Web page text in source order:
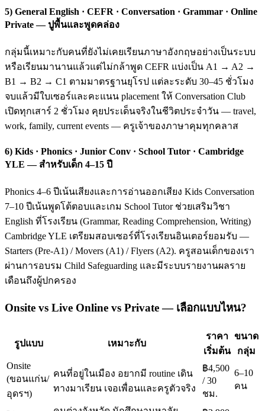
5) General English · CEFR · Conversation · Grammar · Online
Private — ปูพื้นและพูดคล่อง
กลุ่มนี้เหมาะกับคนที่ยังไม่เคยเรียนภาษาอังกฤษอย่างเป็นระบบ
หรือเรียนมานานแล้วแต่ไม่กล้าพูด CEFR แบ่งเป็น A1 → A2 →
B1 → B2 → C1 ตามมาตรฐานยุโรป แต่ละระดับ 30–45 ชั่วโมง
จบแล้วมีใบเซอร์และคะแนน placement ให้ Conversation Club
เปิดทุกเสาร์ 2 ชั่วโมง คุยประเด็นจริงในชีวิตประจำวัน — travel,
work, family, current events — ครูเจ้าของภาษาคุมทุกคลาส
6) Kids · Phonics · Junior Conv · School Tutor · Cambridge
YLE — สำหรับเด็ก 4–15 ปี
Phonics 4–6 ปีเน้นเสียงและการอ่านออกเสียง Kids Conversation
7–10 ปีเน้นพูดโต้ตอบและเกม School Tutor ช่วยเสริมวิชา
English ที่โรงเรียน (Grammar, Reading Comprehension, Writing)
Cambridge YLE เตรียมสอบเซอร์ที่โรงเรียนอินเตอร์ยอมรับ —
Starters (Pre-A1) / Movers (A1) / Flyers (A2). ครูสอนเด็กของเรา
ผ่านการอบรม Child Safeguarding และมีระบบรายงานผลราย
เดือนถึงผู้ปกครอง
Onsite vs Live Online vs Private — เลือกแบบไหน?
รูปแบบ เหมาะกับ
ราคา
เริ่มต้น
ขนาด
กลุ่ม
Onsite
(ขอนแก่น/
อุดรฯ)
คนที่อยู่ในเมือง อยากมี routine เดิน
ทางมาเรียน เจอเพื่อนและครูตัวจริง
฿4,500
/ 30
ชม.
6–10
คน